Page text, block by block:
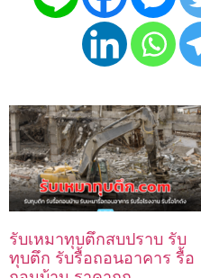
รับเหมาทุบตึกสบปราบ รับ
ทุบตึก รับรื้อถอนอาคาร รื้อ